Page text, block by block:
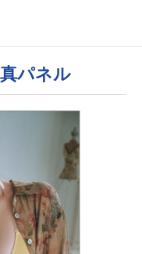
パネル